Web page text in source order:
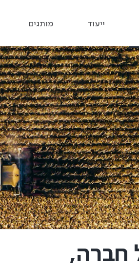
ייעוד מותגים
חברה,